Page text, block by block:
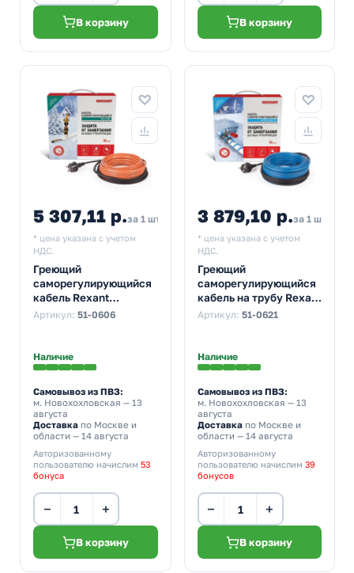
В корзину В корзину
5 307,11 р.за 1 шт
* цена указана с учетом
НДС.
Греющий
саморегулирующийся
кабель Rexant
(комплект в трубу)
Артикул: 51-0606
Наличие
Самовывоз из ПВЗ:
м. Новохохловская — 13
августа
Доставка по Москве и
области — 14 августа
Авторизованному
пользователю начислим 53
бонуса
− +
В корзину
3 879,10 р.за 1 шт
* цена указана с учетом
НДС.
Греющий
саморегулирующийся
кабель на трубу Rexant
15MSR-PB 15M
Артикул: 51-0621
Наличие
Самовывоз из ПВЗ:
м. Новохохловская — 13
августа
Доставкапо Москве и
области — 14 августа
Авторизованному
пользователю начислим 39
бонусов
− +
В корзину